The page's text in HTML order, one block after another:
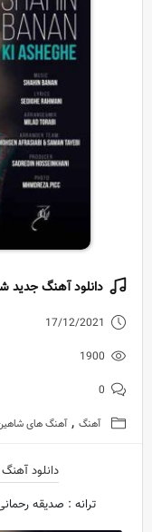
دانلود آهنگ جدید
17/12/2021
1900
0
آهنگ , آهنگ های
دانلود
ترانه : صدیقه